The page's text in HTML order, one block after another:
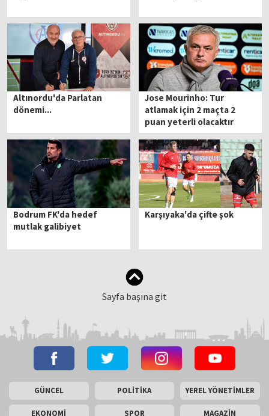
Altınordu'da Parlatan
dönemi...
Jose Mourinho: Tur
atlamak için 2 maçta 2
puan yeterli olacaktır
Bodrum FK'da hedef
mutlak galibiyet
Karşıyaka'da çifte şok
Sayfa başına git
GÜNCEL POLİTİKA YEREL YÖNETİMLER
EKONOMİ SPOR MAGAZİN